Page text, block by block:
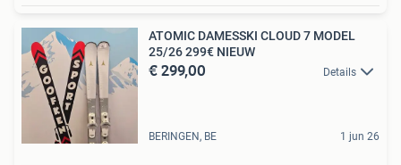
ATOMIC DAMESSKI CLOUD 7 MODEL
25/26 299€ NIEUW
€ 299,00 Details
BERINGEN, BE 1 jun 26